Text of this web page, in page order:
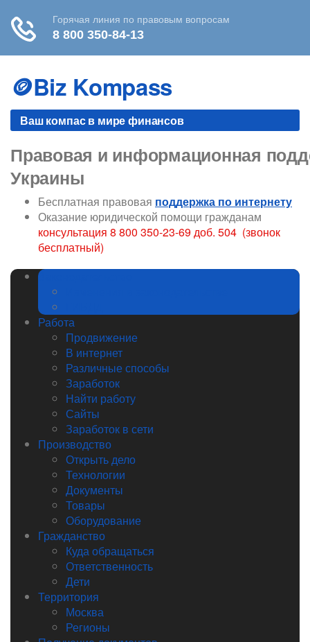
content
🪙Biz Kompass
Ваш компас в мире финансов
Правовая и информационная
Украины
Бесплатная правовая поддержка по интернету
Оказание юридической помощи гражданам
консультация 8 800 350-23-69 доб. 504 (звонок
бесплатный)
Законодательство
Работа
Продвижение
В интернет
Различные способы
Заработок
Найти работу
Сайты
Заработок в сети
Производство
Открыть дело
Технологии
Документы
Товары
Оборудование
Гражданство
Куда обращаться
Ответственность
Дети
Территория
Москва
Регионы